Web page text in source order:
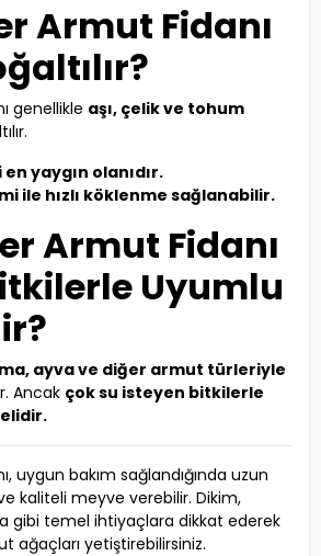
Armut Fidanı
genellikle aşı, çelik ve tohum
yaygın olanıdır.
ile hızlı köklenme sağlanabilir.
Armut Fidanı
Uyumlu
ayva ve diğer armut türleriyle
Ancak çok su isteyen bitkilerle
uygun bakım sağlandığında uzun
kaliteli meyve verebilir. Dikim,
gibi temel ihtiyaçlara dikkat ederek
ağaçları yetiştirebilirsiniz.